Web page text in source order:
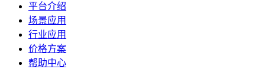
平台介绍
场景应用
行业应用
价格方案
帮助中心